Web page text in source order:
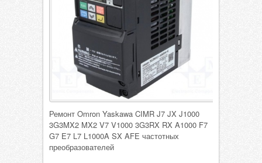
Ремонт Omron Yaskawa CIMR J7 JX J1000
3G3MX2 MX2 V7 V1000 3G3RX RX A1000 F7
G7 E7 L7 L1000A SX AFE частотных
преобразователей